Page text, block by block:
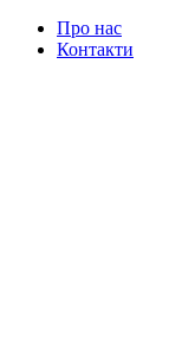
Про нас
Контакти